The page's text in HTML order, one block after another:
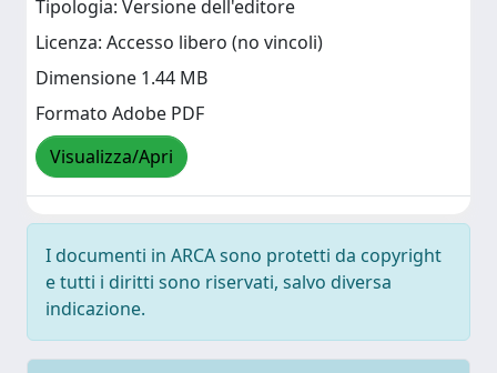
Tipologia: Versione dell'editore
Licenza: Accesso libero (no vincoli)
Dimensione 1.44 MB
Formato Adobe PDF
Visualizza/Apri
I documenti in ARCA sono protetti da copyright
e tutti i diritti sono riservati, salvo diversa
indicazione.